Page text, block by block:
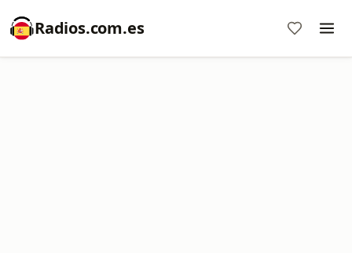
Radios.com.es